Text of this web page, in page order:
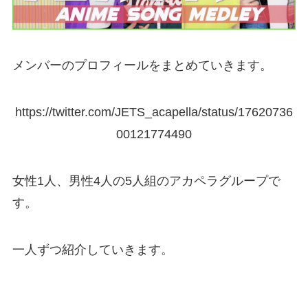
メンバーのプロフィールをまとめていきます。
https://twitter.com/JETS_acapella/status/17620736
00121774490
女性1人、男性4人の5人組のアカペラグループで
す。
一人ずつ紹介していきます。